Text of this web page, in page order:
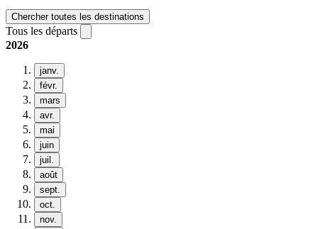
Chercher toutes les destinations
Tous les départs
2026
janv.
févr.
mars
avr.
mai
juin
juil.
août
sept.
oct.
nov.